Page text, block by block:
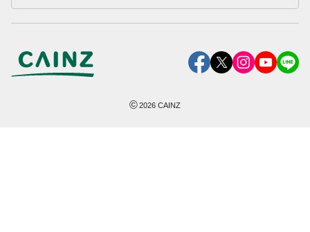
©2026 CAINZ